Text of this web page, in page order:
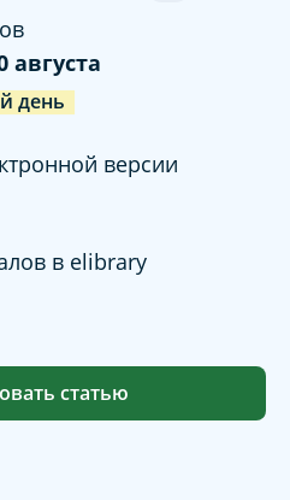
августа
день
версии
в elibrary
статью